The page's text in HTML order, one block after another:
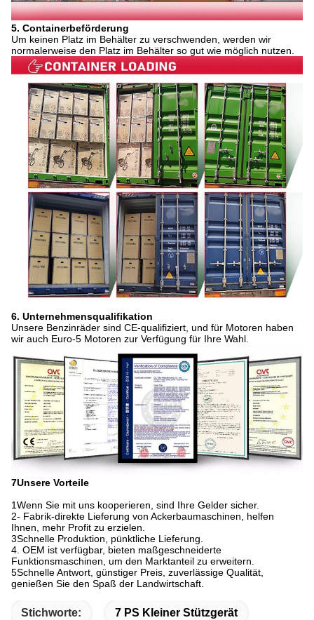
5. Containerbeförderung
Um keinen Platz im Behälter zu verschwenden, werden wir
normalerweise den Platz im Behälter so gut wie möglich nutzen.
6. Unternehmensqualifikation
Unsere Benzinräder sind CE-qualifiziert, und für Motoren haben
wir auch Euro-5 Motoren zur Verfügung für Ihre Wahl.
7Unsere Vorteile
1Wenn Sie mit uns kooperieren, sind Ihre Gelder sicher.
2- Fabrik-direkte Lieferung von Ackerbaumaschinen, helfen
Ihnen, mehr Profit zu erzielen.
3Schnelle Produktion, pünktliche Lieferung.
4. OEM ist verfügbar, bieten maßgeschneiderte
Funktionsmaschinen, um den Marktanteil zu erweitern.
5Schnelle Antwort, günstiger Preis, zuverlässige Qualität,
genießen Sie den Spaß der Landwirtschaft.
Stichworte: 7 PS Kleiner Stützgerät